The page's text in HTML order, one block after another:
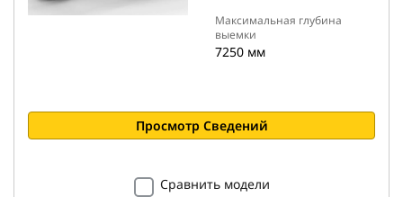
Максимальная глубина
выемки
7250 мм
Просмотр Сведений
Сравнить модели